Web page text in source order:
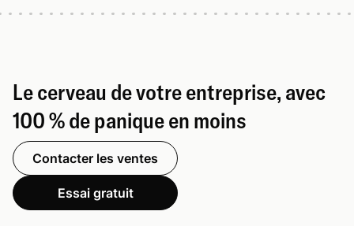
Le cerveau de votre entreprise, avec
100 % de panique en moins
Contacter les ventes
Essai gratuit